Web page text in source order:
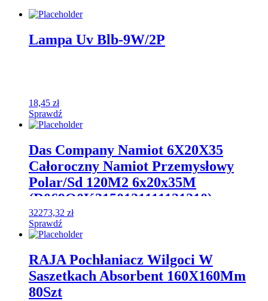
Lampa Uv Blb-9W/2P
18,45 zł
Sprawdź
Das Company Namiot 6X20X35
Całoroczny Namiot Przemysłowy
Polar/Sd 120M2 6x20x35M
(D069Q0K3150121111121210)
32273,32 zł
Sprawdź
RAJA Pochłaniacz Wilgoci W
Saszetkach Absorbent 160X160Mm
80Szt